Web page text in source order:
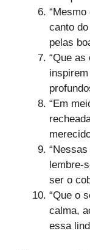
canto
pelas
“Que
“Em
lembre-
ser o
“Que o
calma,
essa